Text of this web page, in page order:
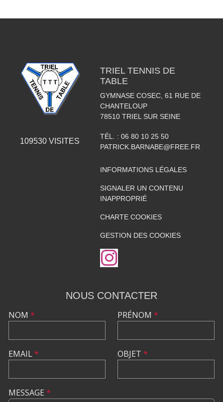
109530 VISITES
TRIEL TENNIS DE
TABLE
GYMNASE COSEC, 61 RUE DE
CHANTELOUP
78510 TRIEL SUR SEINE
TÉL. : 06 80 10 25 50
PATRICK.BARNABE@FREE.FR
INFORMATIONS LÉGALES
SIGNALER UN CONTENU
INAPPROPRIÉ
CHARTE COOKIES
GESTION DES COOKIES
NOUS CONTACTER
NOM *
EMAIL*
PRÉNOM *
OBJET *
MESSAGE *